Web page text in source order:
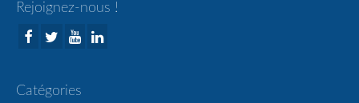
Rejoignez-nous !
Catégories